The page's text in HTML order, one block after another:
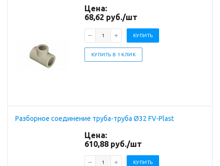
Цена:
68,62 руб./шт
КУПИТЬ
КУПИТЬ В 1 КЛИК
Разборное соединение труба-труба Ø32 FV-Plast
Цена:
610,88 руб./шт
КУПИТЬ